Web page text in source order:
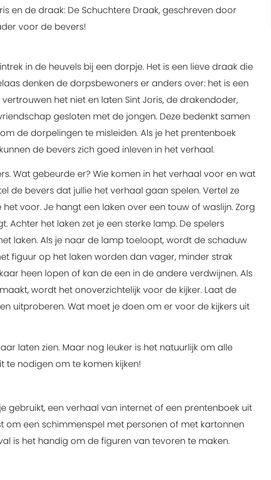
en de draak: De Schuchtere Draak, geschreven door
voor de bevers!
in de heuvels bij een dorpje. Het is een lieve draak die
denken de dorpsbewoners er anders over: het is een
het niet en laten Sint Joris, de drakendoder,
gesloten met de jongen. Deze bedenkt samen
de dorpelingen te misleiden. Als je het prentenboek
de bevers zich goed inleven in het verhaal.
Wat gebeurde er? Wie komen in het verhaal voor en wat
de bevers dat jullie het verhaal gaan spelen. Vertel ze
voor. Je hangt een laken over een touw of waslijn. Zorg
Achter het laken zet je een sterke lamp. De spelers
laken. Als je naar de lamp toeloopt, wordt de schaduw
figuur op het laken worden dan vager, minder strak
heen lopen of kan de een in de andere verdwijnen. Als
wordt het onoverzichtelijk voor de kijker. Laat de
uitproberen. Wat moet je doen om er voor de kijkers uit
laten zien. Maar nog leuker is het natuurlijk om alle
te nodigen om te komen kijken!
gebruikt, een verhaal van internet of een prentenboek uit
om een schimmenspel met personen of met kartonnen
is het handig om de figuren van tevoren te maken.